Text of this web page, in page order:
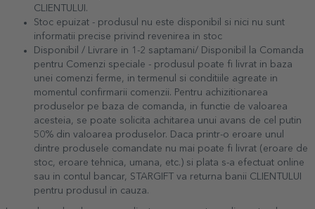
CLIENTULUI.
Stoc epuizat - produsul nu este disponibil si nici nu sunt
informatii precise privind revenirea in stoc
Disponibil / Livrare in 1-2 saptamani/ Disponibil la Comanda
pentru Comenzi speciale - produsul poate fi livrat in baza
unei comenzi ferme, in termenul si conditiile agreate in
momentul confirmarii comenzii. Pentru achizitionarea
produselor pe baza de comanda, in functie de valoarea
acesteia, se poate solicita achitarea unui avans de cel putin
50% din valoarea produselor. Daca printr-o eroare unul
dintre produsele comandate nu mai poate fi livrat (eroare de
stoc, eroare tehnica, umana, etc.) si plata s-a efectuat online
sau in contul bancar, STARGIFT va returna banii CLIENTULUI
pentru produsul in cauza.